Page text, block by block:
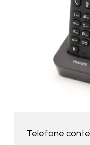
Telefone